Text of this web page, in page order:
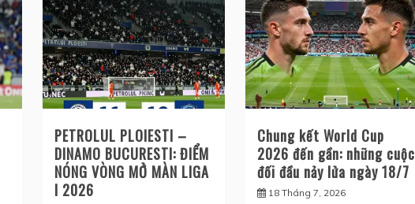
PETROLUL PLOIESTI –
DINAMO BUCURESTI: ĐIỂM
NÓNG VÒNG MỞ MÀN LIGA
I 2026
Chung kết World Cup
2026 đến gần: những cuộc
đối đầu nảy lửa ngày 18/7
18 Tháng 7, 2026